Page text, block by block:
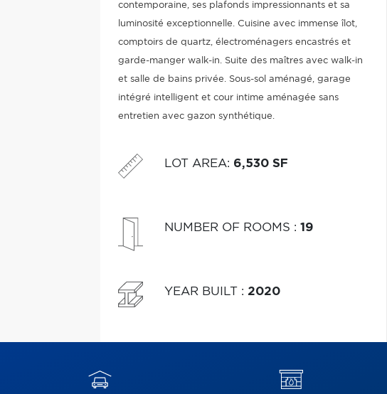
contemporaine, ses plafonds impressionnants et sa
luminosité exceptionnelle. Cuisine avec immense îlot,
comptoirs de quartz, électroménagers encastrés et
garde-manger walk-in. Suite des maîtres avec walk-in
et salle de bains privée. Sous-sol aménagé, garage
intégré intelligent et cour intime aménagée sans
entretien avec gazon synthétique.
LOT AREA: 6,530 SF
NUMBER OF ROOMS : 19
YEAR BUILT : 2020